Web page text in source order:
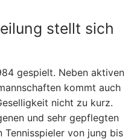
stellt sich
gespielt. Neben aktiven
kommt auch
nicht zu kurz.
und sehr gepflegten
von jung bis